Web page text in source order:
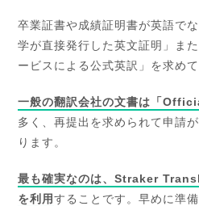
卒業証書や成績証明書が英語で
学が直接発行した英文証明」ま
ービスによる公式英訳」を求めて
一般の翻訳会社の文書は「
多く、再提出を求められて申請
ります。
最も確実なのは、Straker
を利用することです。早めに準